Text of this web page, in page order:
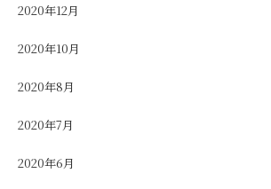
2020年12月
2020年10月
2020年8月
2020年7月
2020年6月